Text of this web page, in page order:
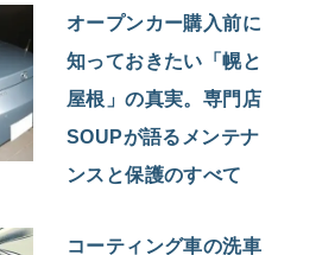
オープンカー購入前に
知っておきたい「幌と
屋根」の真実。専門店
SOUPが語るメンテナ
ンスと保護のすべて
コーティング車の洗車